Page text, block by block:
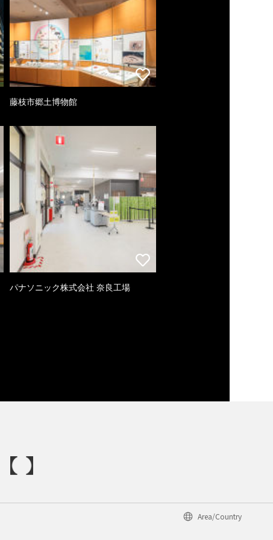
藤枝市郷土博物館
パナソニック株式会社 奈良工場
Area/Country